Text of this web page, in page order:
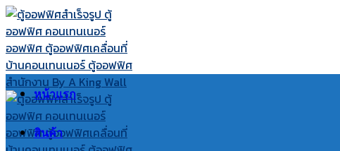
Skip
to
content
หน้าแรก
สินค้า